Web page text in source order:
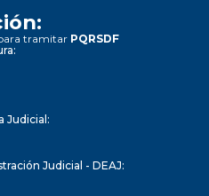
tramitar PQRSDF
Judicial:
Judicial - DEAJ: